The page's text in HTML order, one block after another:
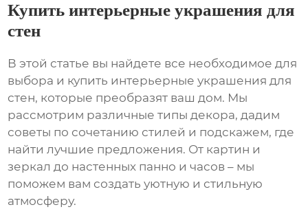
Купить интерьерные украшения для
стен
В этой статье вы найдете все необходимое для
выбора и купить интерьерные украшения для
стен, которые преобразят ваш дом. Мы
рассмотрим различные типы декора, дадим
советы по сочетанию стилей и подскажем, где
найти лучшие предложения. От картин и
зеркал до настенных панно и часов – мы
поможем вам создать уютную и стильную
атмосферу.